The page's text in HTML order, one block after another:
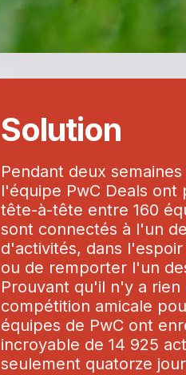
Solution
Pendant deux
l'équipe PwC Deals ont
tête-à-tête entre 160
sont connectés à l'un
d'activités, dans
ou de remporter l'un
Prouvant qu'il n'y a
compétition amicale
équipes de PwC ont
incroyable de 14 925
seulement quatorze